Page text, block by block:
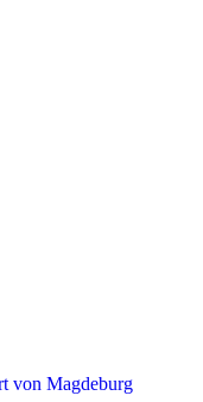
von Magdeburg